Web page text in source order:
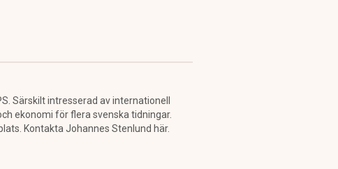
Särskilt intresserad av internationell
ekonomi för flera svenska tidningar.
Kontakta Johannes Stenlund här.